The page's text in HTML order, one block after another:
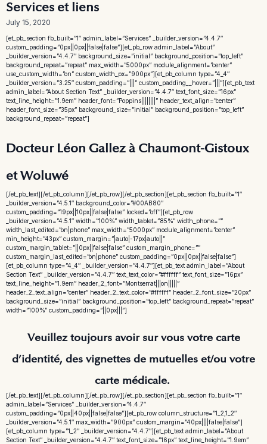
Services et liens
July 15, 2020
[et_pb_section fb_built=”1″ admin_label=”Services” _builder_version=”4.4.7″
custom_padding=”0px||0px||false|false”][et_pb_row admin_label=”About”
_builder_version=”4.4.7″ background_size=”initial” background_position=”top_left”
background_repeat=”repeat” max_width=”5000px” module_alignment=”center”
use_custom_width=”on” custom_width_px=”900px”][et_pb_column type=”4_4″
_builder_version=”3.25″ custom_padding=”|||” custom_padding__hover=”|||”][et_pb_text
admin_label=”About Section Text” _builder_version=”4.4.7″ text_font_size=”16px”
text_line_height=”1.9em” header_font=”Poppins||||||||” header_text_align=”center”
header_font_size=”35px” background_size=”initial” background_position=”top_left”
background_repeat=”repeat”]
Docteur Léon Gallez à Chaumont-Gistoux
et Woluwé
[/et_pb_text][/et_pb_column][/et_pb_row][/et_pb_section][et_pb_section fb_built=”1″
_builder_version=”4.5.1″ background_color=”#00AB80″
custom_padding=”19px||10px||false|false” locked=”off”][et_pb_row
_builder_version=”4.5.1″ width=”100%” width_tablet=”85%” width_phone=””
width_last_edited=”on|phone” max_width=”5000px” module_alignment=”center”
min_height=”43px” custom_margin=”|auto|-17px|auto||”
custom_margin_tablet=”||0px||false|false” custom_margin_phone=””
custom_margin_last_edited=”on|phone” custom_padding=”0px||0px||false|false”]
[et_pb_column type=”4_4″ _builder_version=”4.4.7″][et_pb_text admin_label=”About
Section Text” _builder_version=”4.4.7″ text_text_color=”#ffffff” text_font_size=”16px”
text_line_height=”1.9em” header_2_font=”Montserrat|||on|||||”
header_2_text_align=”center” header_2_text_color=”#ffffff” header_2_font_size=”20px”
background_size=”initial” background_position=”top_left” background_repeat=”repeat”
width=”100%” custom_padding=”||0px|||”]
Veuillez toujours avoir sur vous votre carte
d’identité, des vignettes de mutuelles et/ou votre
carte médicale.
[/et_pb_text][/et_pb_column][/et_pb_row][/et_pb_section][et_pb_section fb_built=”1″
admin_label=”Services” _builder_version=”4.4.7″
custom_padding=”0px||40px||false|false”][et_pb_row column_structure=”1_2,1_2″
_builder_version=”4.5.1″ max_width=”900px” custom_margin=”40px||||false|false”]
[et_pb_column type=”1_2″ _builder_version=”4.4.7″][et_pb_text admin_label=”About
Section Text” _builder_version=”4.4.7″ text_font_size=”16px” text_line_height=”1.9em”